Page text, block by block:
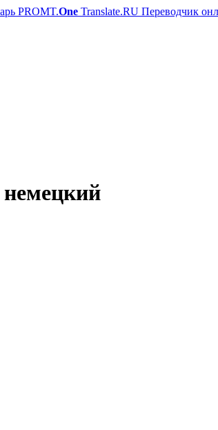
PROMT.One Translate.RU Переводчик